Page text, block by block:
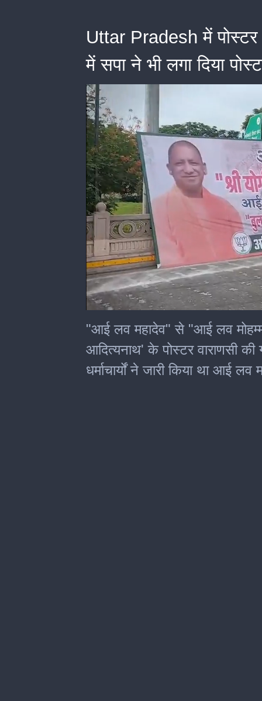
Uttar Pradesh में पोस्टर
में सपा ने भी लगा दिया
seconds
of
minutes,
seconds
"आई लव महादेव" से "आई लव
आदित्यनाथ' के पोस्टर वाराणसी की
धर्माचार्यों ने जारी किया था आई लव